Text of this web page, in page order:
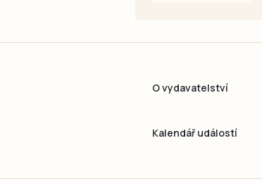
O vydavatelství
Kalendář událostí